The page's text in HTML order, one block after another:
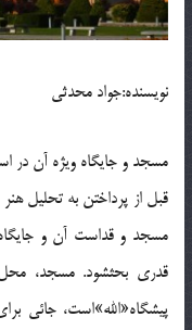
نویسنده:جواد محدثی
مسجد و جایگاه ویژه آن در
قبل از پرداختن به تحلیل
مسجد و قداست آن و
قدری بحث‏شود. مسجد،
پیشگاه‏«الله‏»است، جائی